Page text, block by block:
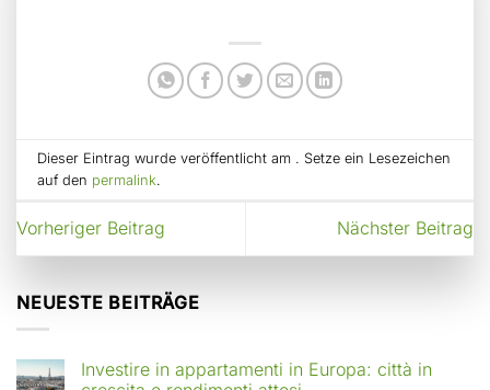
Dieser Eintrag wurde veröffentlicht am . Setze ein Lesezeichen
auf den permalink.
Vorheriger Beitrag Nächster Beitrag
NEUESTE BEITRÄGE
Investire in appartamenti in Europa: città in